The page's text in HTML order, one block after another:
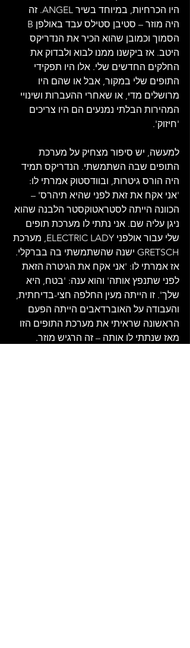
היו הכרחיות, במיוחד בשיר ANGEL. זה
הסמוך וכמובן שהוא הכיר את הנדריקס
היטב. אז ביקשנו ממנו לבוא ולבדוק את
החלקים החדשים שלי. אלו היו תפקידי
התופים שלי במקור, אבל או שהם היו
מרושלים מדי, או שאחרי ההעברות ושינויי
המהירות הבלתי נמנעים הם היו צריכים
'חיזוק'.
למעשה, יש סיפור מצחיק על מערכת
התופים שבה השתמשתי. הנדריקס תמיד
היה הורס גיטרות, ובוודסטוק אמרתי לו:
'אני אקח את זאת לפני שהיא תיהרס' –
הכוונה הייתה לסטראטוקסטר הלבנה שהוא
ניגן עליה שם. אני נתתי לו מערכת תופים
שלי עבור אולפני ELECTRIC LADY, מערכת
GRETSCH ישנה שהשתמשתי בה בברקלי.
אז אמרתי לו: 'אני אקח את הגיטרה הזאת
לפני שתנפץ אותה' והוא ענה: 'בטח, היא
שלך'. זו הייתה מעין החלפה חצי-בדיחתית,
והעבודה על האוברדאבים הייתה הפעם
הראשונה שראיתי את מערכת התופים הזו
מאז שנתתי לו אותה – זה הרגיש מוזר.